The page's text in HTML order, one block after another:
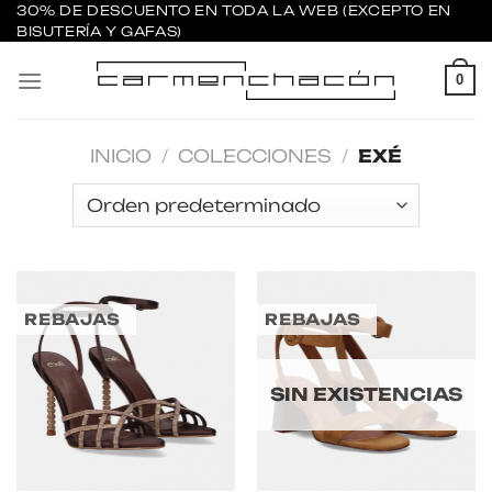
Saltar
al
contenido
30% DE DESCUENTO EN TODA LA WEB (EXCEPTO EN
BISUTERÍA Y GAFAS)
0
INICIO / COLECCIONES / EXÉ
REBAJAS REBAJAS
SIN EXISTENCIAS